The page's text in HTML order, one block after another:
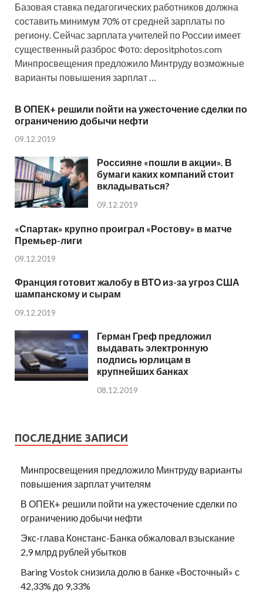
Базовая ставка педагогических работников должна
составить минимум 70% от средней зарплаты по
региону. Сейчас зарплата учителей по России имеет
существенный разброс Фото: depositphotos.com
Минпросвещения предложило Минтруду возможные
варианты повышения зарплат …
В ОПЕК+ решили пойти на ужесточение сделки по
ограничению добычи нефти
09.12.2019
Россияне «пошли в акции». В
бумаги каких компаний стоит
вкладываться?
09.12.2019
«Спартак» крупно проиграл «Ростову» в матче
Премьер-лиги
09.12.2019
Франция готовит жалобу в ВТО из-за угроз США
шампанскому и сырам
09.12.2019
Герман Греф предложил
выдавать электронную
подпись юрлицам в
крупнейших банках
08.12.2019
ПОСЛЕДНИЕ ЗАПИСИ
Минпросвещения предложило Минтруду варианты
повышения зарплат учителям
В ОПЕК+ решили пойти на ужесточение сделки по
ограничению добычи нефти
Экс-глава Констанс-Банка обжаловал взыскание
2,9 млрд рублей убытков
Baring Vostok снизила долю в банке «Восточный» с
42,33% до 9,33%